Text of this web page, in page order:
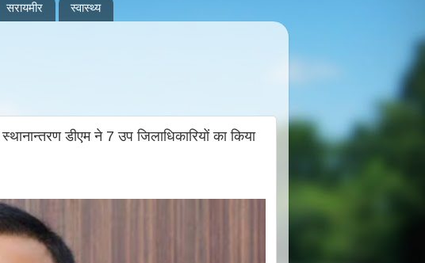
सरायमीर स्वास्थ्य
डीएम ने 7 उप जिलाधिकारियों का किया